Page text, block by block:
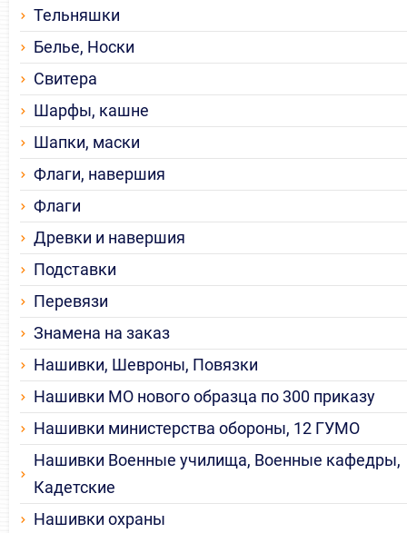
Тельняшки
Белье, Носки
Свитера
Шарфы, кашне
Шапки, маски
Флаги, навершия
Флаги
Древки и навершия
Подставки
Перевязи
Знамена на заказ
Нашивки, Шевроны, Повязки
Нашивки МО нового образца по 300 приказу
Нашивки министерства обороны, 12 ГУМО
Нашивки Военные училища, Военные кафедры,
Кадетские
Нашивки охраны